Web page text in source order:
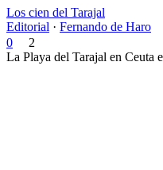
Los cien del Tarajal
Editorial · Fernando de Haro
0
2
La Playa del Tarajal en Ceuta